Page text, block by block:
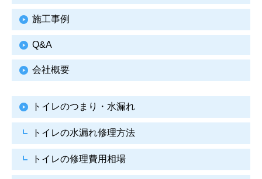
施工事例
Q&A
会社概要
トイレのつまり・水漏れ
トイレの水漏れ修理方法
トイレの修理費用相場